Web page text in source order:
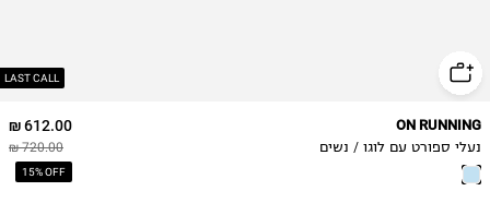
LAST CALL
612.00 ₪
720.00 ₪
15% OFF
ON RUNNING
נעלי ספורט עם לוגו / נשים